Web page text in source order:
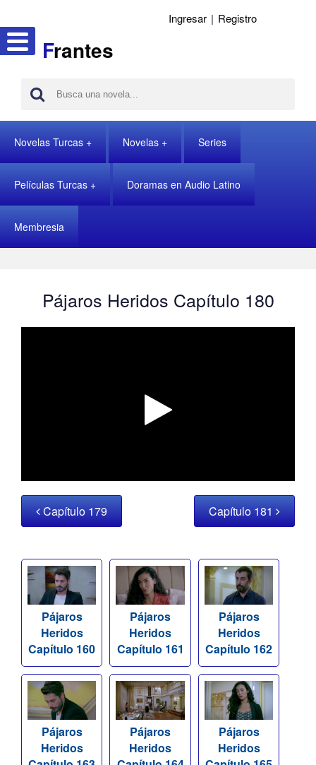
Frantes
Ingresar | Registro
Novelas Turcas Novelas Series
Películas Turcas Doramas en Audio Latino
Membresia
Pájaros Heridos Capítulo 180
Capítulo 179 Capítulo 181
Pájaros
Heridos
Capítulo 160
Pájaros
Heridos
Capítulo 161
Pájaros
Heridos
Capítulo 162
Pájaros
Heridos
Pájaros
Heridos
Pájaros
Heridos